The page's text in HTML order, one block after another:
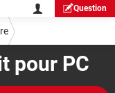
Question
pour PC